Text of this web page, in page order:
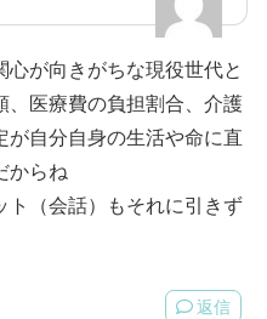
心が向きがちな現役世代と
、医療費の負担割合、介護
が自分自身の生活や命に直
からね
ト（会話）もそれに引きず
返信